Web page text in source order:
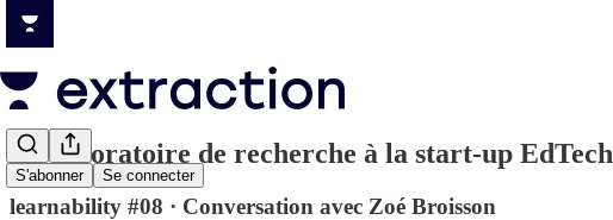
S'abonner Se connecter
Du laboratoire de recherche à la start-up EdTech
learnability #08 · Conversation avec Zoé Broisson